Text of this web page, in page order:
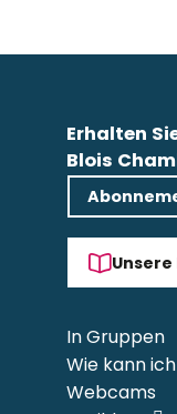
Erhalten
Blois
In Gruppen
Wie kann
Webcams